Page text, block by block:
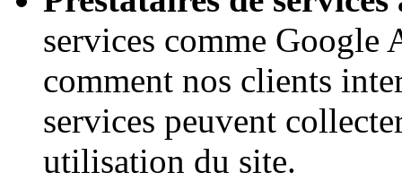
services comme Google
comment nos clients
services peuvent
utilisation du site.